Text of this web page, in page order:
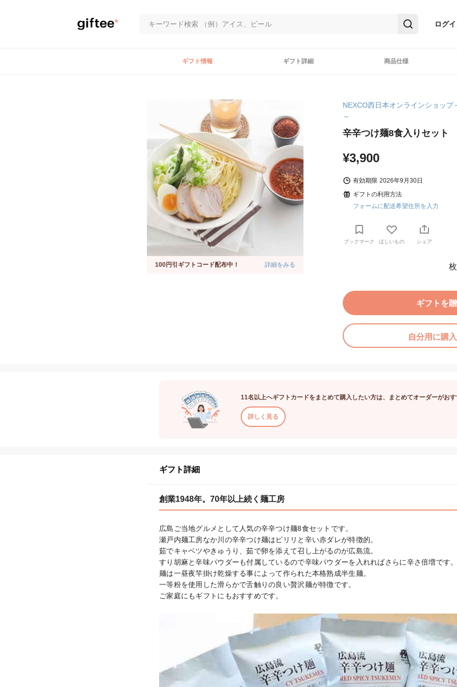
ログ
ギフト情報 ギフト詳細 商品仕様
100円引ギフトコード配布中！ 詳細をみる
NEXCO西日本オンラインショップ
～
辛辛つけ麺8食入りセット
¥3,900
有効期限 2026年9月30日
ギフトの利用方法
フォームに配送希望住所を入力
ブックマーク ほしいもの シェア
ギフトを
自分用に購
11名以上へギフトカードをまとめて購入したい方は、まとめてオーダーがおす
詳しく見る
ギフト詳細
創業1948年。70年以上続く麺工房
広島ご当地グルメとして人気の辛辛つけ麺8食セットです。
瀬戸内麺工房なか川の辛辛つけ麺はピリリと辛い赤ダレが特徴的。
茹でキャベツやきゅうり、茹で卵を添えて召し上がるのが広島流。
すり胡麻と辛味パウダーも付属しているので辛味パウダーを入れればさらに辛さ倍増です。
麺は一昼夜竿掛け乾燥する事によって作られた本格熟成半生麺。
一等粉を使用した滑らかで舌触りの良い贅沢麺が特徴です。
ご家庭にもギフトにもおすすめです。